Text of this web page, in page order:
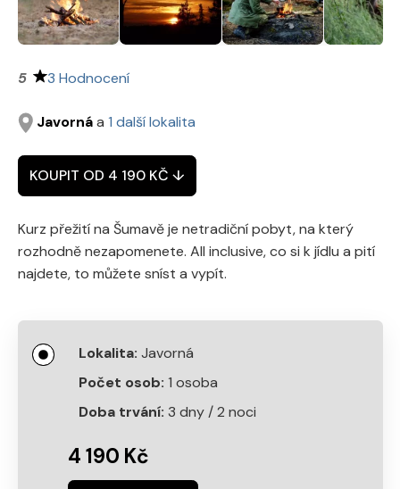
3 Hodnocení
Javorná a 1 další lokalita
KOUPIT OD 4 190 KČ ↓
Kurz přežití na Šumavě je netradiční pobyt, na který
rozhodně nezapomenete. All inclusive, co si k jídlu a pití
najdete, to můžete sníst a vypít.
Javorná
1 osoba
3 dny / 2 noci
4 190 Kč